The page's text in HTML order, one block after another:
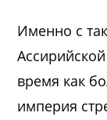
Именно с
время как
империя